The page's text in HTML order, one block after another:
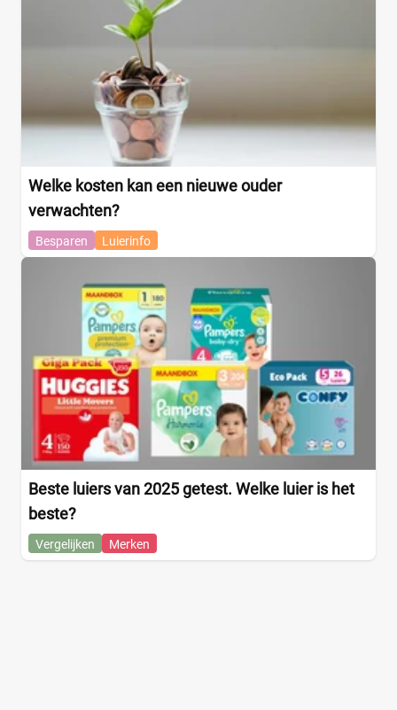
Welke kosten kan een nieuwe ouder
verwachten?
Besparen Luierinfo
Beste luiers van 2025 getest. Welke luier is het
beste?
Vergelijken Merken